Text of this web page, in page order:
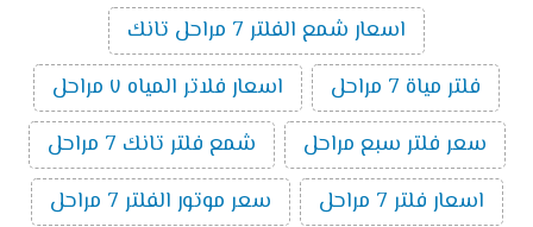
اسعار شمع الفلتر 7 مراحل تانك
فلتر مياة 7 مراحل
اسعار فلاتر المياه ٧ مراحل
سعر فلتر سبع مراحل
شمع فلتر تانك 7 مراحل
اسعار فلتر 7 مراحل
سعر موتور الفلتر 7 مراحل